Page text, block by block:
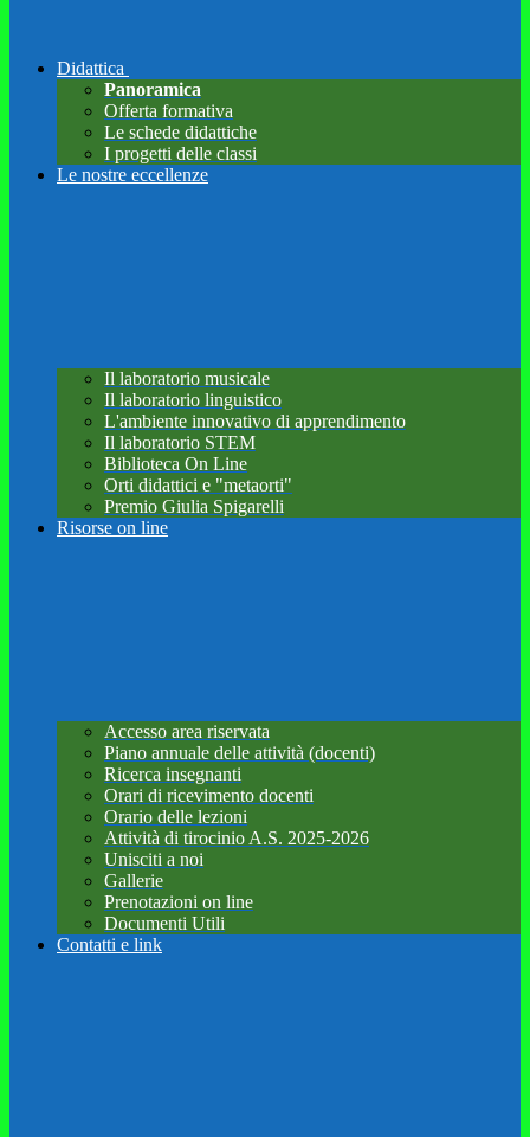
Didattica
Panoramica
Offerta formativa
Le schede didattiche
I progetti delle classi
Le nostre eccellenze
Il laboratorio musicale
Il laboratorio linguistico
L'ambiente innovativo di apprendimento
Il laboratorio STEM
Biblioteca On Line
Orti didattici e "metaorti"
Premio Giulia Spigarelli
Risorse on line
Accesso area riservata
Piano annuale delle attività (docenti)
Ricerca insegnanti
Orari di ricevimento docenti
Orario delle lezioni
Attività di tirocinio A.S. 2025-2026
Unisciti a noi
Gallerie
Prenotazioni on line
Documenti Utili
Contatti e link